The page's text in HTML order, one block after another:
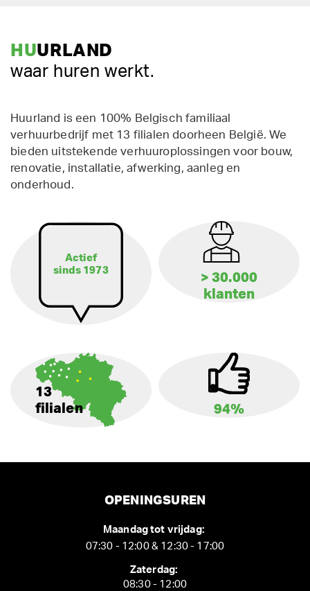
HUURLAND
waar huren werkt.
Huurland is een 100% Belgisch familiaal
verhuurbedrijf met 13 filialen doorheen België. We
bieden uitstekende verhuuroplossingen voor bouw,
renovatie, installatie, afwerking, aanleg en
onderhoud.
Actief
sinds 1973
> 30.000
klanten
13
filialen
94%
OPENINGSUREN
Maandag tot vrijdag:
07:30 - 12:00 & 12:30 - 17:00
Zaterdag:
08:30 - 12:00